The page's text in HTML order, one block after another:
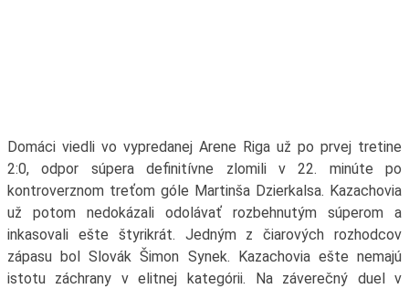
Domáci viedli vo vypredanej Arene Riga už po prvej tretine
2:0, odpor súpera definitívne zlomili v 22. minúte po
kontroverznom treťom góle Martinša Dzierkalsa. Kazachovia
už potom nedokázali odolávať rozbehnutým súperom a
inkasovali ešte štyrikrát. Jedným z čiarových rozhodcov
zápasu bol Slovák Šimon Synek. Kazachovia ešte nemajú
istotu záchrany v elitnej kategórii. Na záverečný duel v